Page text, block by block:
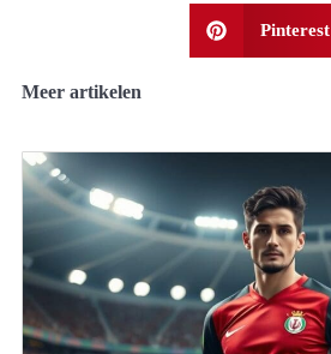
Pinterest
Meer artikelen